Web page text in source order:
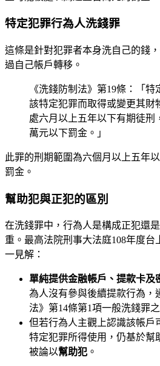
特定犯罪行為人洗錢罪
這條是針對犯罪者本身洗自己的錢
過自己帳戶轉移。
《洗錢防制法》第19條：「
該特定犯罪而取得或變更其財
處六月以上五年以下有期徒刑
萬元以下罰金。」
此罪的刑期範圍為六個月以上五年
罰金。
幫助犯與正犯的區別
在洗錢罪中，行為人是構成正犯還
重。最高法院刑事大法庭108年度台
一見解：
單純提供金融帳戶、提款卡及
為人沒有參與後續提款行為，
法》第14條第1項一般洗錢罪
但若行為人主觀上認識該帳戶
特定犯罪所得使用，仍基於幫
被論以幫助犯 。